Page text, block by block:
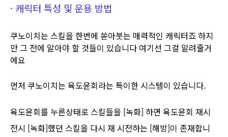
· ​캐릭터 특성 및 운용 방법
쿠노이치는 스킬을 한번에 쏟아붓는 매력적인 캐릭터죠 하지
만 그 전에 알아야 할 것들이 있습니다 여기선 그걸 알려줄거
에요
먼저 쿠노이치는 육도윤회라는 특이한 시스템이 있습니다.
육도윤회를 누른상태로 스킬들을 [녹화] 하면 육도윤회 재시
전시 [녹화]했던 스킬을 다시 재 시전하는 [해방]이 존재합니